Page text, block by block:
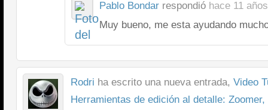
Pablo Bondar respondió hace 11
Muy bueno, me esta ayudando
Rodri ha escrito una nueva entrada, Video
Herramientas de edición al detalle: